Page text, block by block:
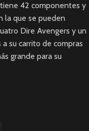
42 componentes y
la que se pueden
Dire Avengers y un
a su carrito de compras
grande para su